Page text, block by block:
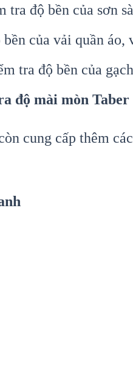
tra độ bền của sơn
của vải quần áo,
tra độ bền của
độ mài mòn Taber
cung cấp thêm